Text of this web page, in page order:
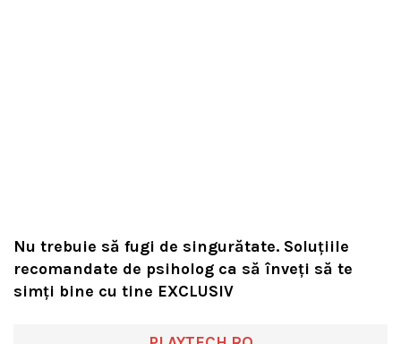
Nu trebuie să fugi de singurătate. Soluțiile
recomandate de psiholog ca să înveți să te
simți bine cu tine EXCLUSIV